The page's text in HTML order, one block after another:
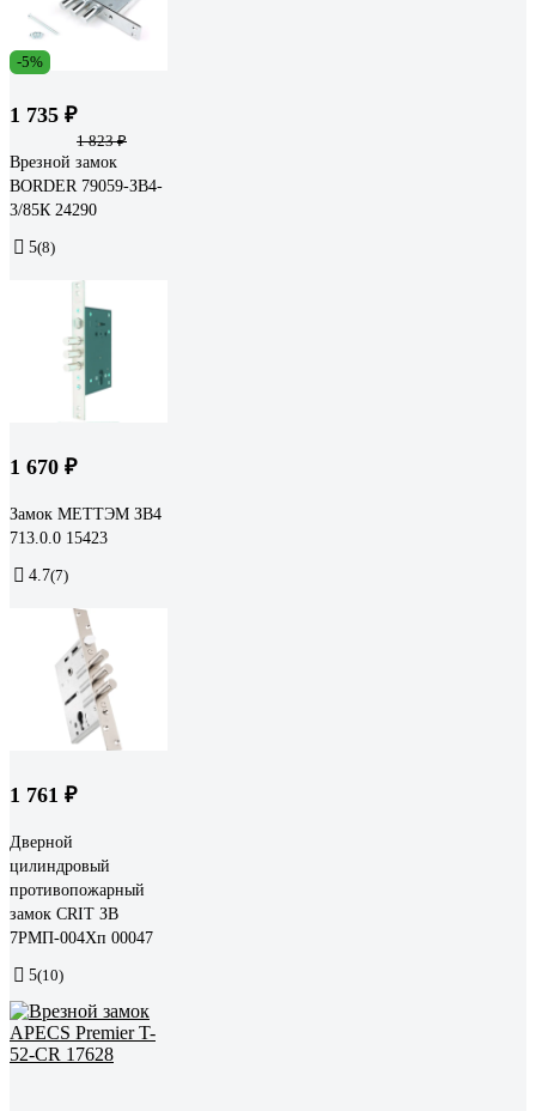
-5%
1 735 ₽
1 823 ₽
Врезной замок
BORDER 79059-ЗВ4-
3/85К 24290
5(8)
1 670 ₽
Замок МЕТТЭМ ЗВ4
713.0.0 15423
4.7(7)
1 761 ₽
Дверной
цилиндровый
противопожарный
замок CRIT ЗВ
7РМП-004Хп 00047
5(10)